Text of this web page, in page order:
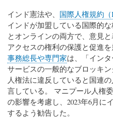
インド憲法や、 国際人権規約（
インドが加盟している国際的
とオンラインの両方で、意見
アクセスの権利の保護と促進を
事務総長や専門家は、「インタ
サービスの一般的なブロッキ
人権法に違反していると国連
言している。 マニプール人権
の影響を考慮し、2023年6月に
するよう勧告した。